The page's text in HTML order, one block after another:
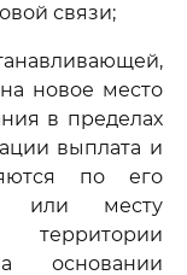
связи;
новое место
в пределах
выплата и
по его
или месту
основании